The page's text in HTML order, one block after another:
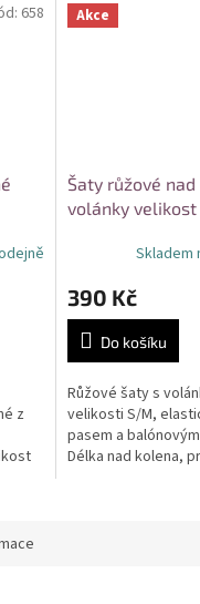
z
658 Akce
Šaty růžové
volánky
Skladem
390 Kč
Do košíku
Růžové šaty s
velikosti S/M,
pasem a
Délka nad kolena,